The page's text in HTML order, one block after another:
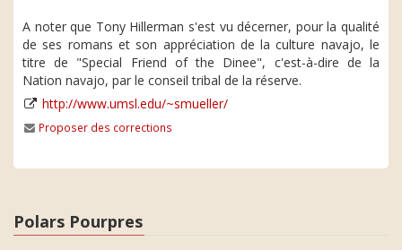
A noter que Tony Hillerman s'est vu décerner, pour la qualité
de ses romans et son appréciation de la culture navajo, le
titre de "Special Friend of the Dinee", c'est-à-dire de la
Nation navajo, par le conseil tribal de la réserve.
http://www.umsl.edu/~smueller/
Proposer des corrections
Polars Pourpres